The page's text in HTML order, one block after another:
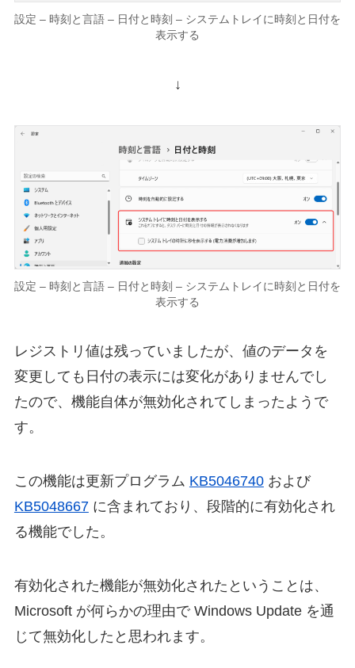
設定 – 時刻と言語 – 日付と時刻 – システムトレイに時刻と日付を
表示する
↓
設定 – 時刻と言語 – 日付と時刻 – システムトレイに時刻と日付を
表示する
レジストリ値は残っていましたが、値のデータを
変更しても日付の表示には変化がありませんでし
たので、機能自体が無効化されてしまったようで
す。
この機能は更新プログラム KB5046740および
KB5048667に含まれており、段階的に有効化され
る機能でした。
有効化された機能が無効化されたということは、
Microsoft が何らかの理由で Windows Update を通
じて無効化したと思われます。